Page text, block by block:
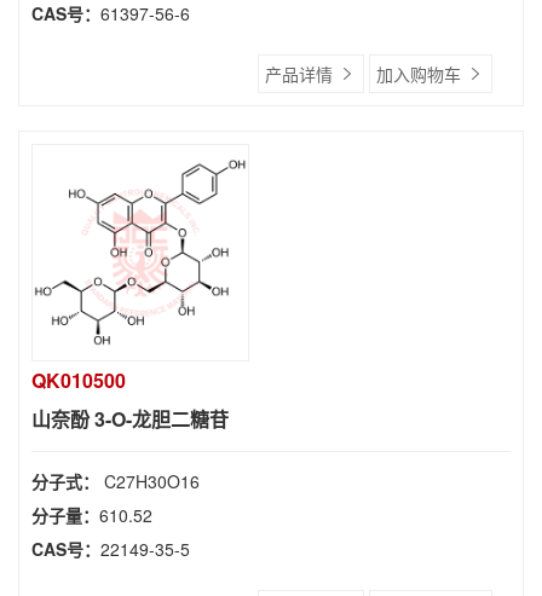
CAS号： 61397-56-6
产品详情 加入购物车
QK010500
山奈酚 3-O-龙胆二糖苷
分子式： C27H30O16
分子量： 610.52
CAS号： 22149-35-5